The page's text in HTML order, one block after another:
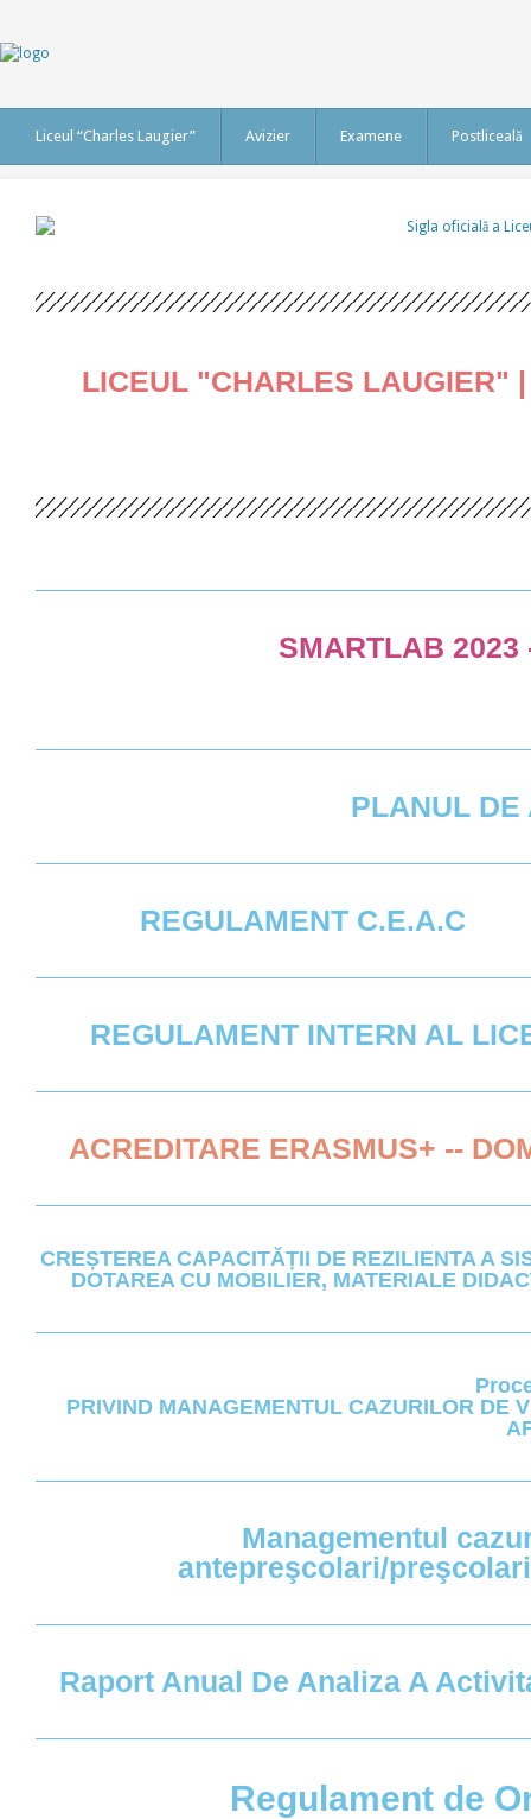
Liceul “Charles Laugier” Avizier Examene Postliceală
LICEUL "CHARLES LAUGIER"
SMARTLAB 2023
PLANUL DE
REGULAMENT C.E.A.C
REGULAMENT INTERN AL
ACREDITARE ERASMUS+ --
CREȘTEREA CAPACITĂȚII DE REZILIENTA A
DOTAREA CU MOBILIER, MATERIALE
PRIVIND MANAGEMENTUL CAZURILOR DE
Managementul
antepreşcolari/
Raport Anual De Analiza A
Regulament de